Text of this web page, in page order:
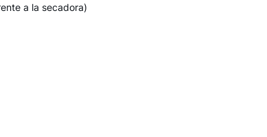
a la secadora)